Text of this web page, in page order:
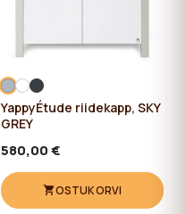
YappyÉtude riidekapp, SKY
GREY
580,00 €
OSTUKORVI